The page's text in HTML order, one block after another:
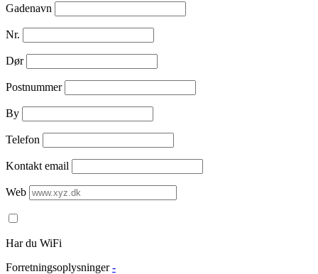
Gadenavn
Nr.
Dør
Postnummer
By
Telefon
Kontakt email
Web
Har du WiFi
Forretningsoplysninger -